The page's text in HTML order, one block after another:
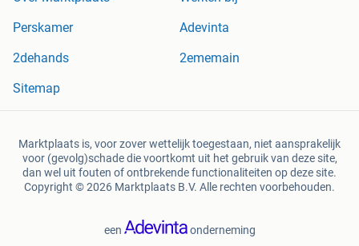
Perskamer
Adevinta
2dehands
2ememain
Sitemap
Marktplaats is, voor zover wettelijk toegestaan, niet aansprakelijk
voor (gevolg)schade die voortkomt uit het gebruik van deze site,
dan wel uit fouten of ontbrekende functionaliteiten op deze site.
Copyright © 2026 Marktplaats B.V. Alle rechten voorbehouden.
een onderneming